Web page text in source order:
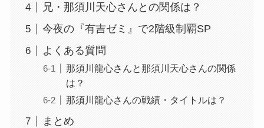
兄・那須川天心さんとの関係は？
今夜の『有吉ゼミ』で2階級制覇SP
よくある質問
那須川龍心さんと那須川天心さんの関係
は？
那須川龍心さんの戦績・タイトルは？
まとめ